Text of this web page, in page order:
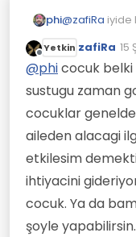
phi@zafiRa iyide
Çevrimdışı
Yetkin zafiRa 15
@phicocuk belki
sustugu zaman
cocuklar
aileden alacagi
etkilesim
ihtiyacini
cocuk. Ya da
şoyle